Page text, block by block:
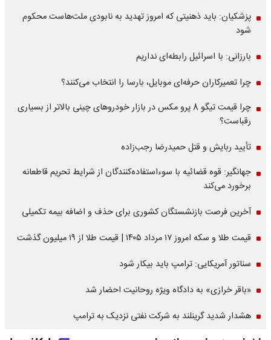
پزشکیان: باید ذهنیتی که امروز تهدید به نابودی ملت‌هاست محکوم
شود
بارزانی: با اسرائیل رابطه‌ای نداریم
چرا تعمیرکاران حرفه‌ای موبایل، بارسا را انتخاب می‌کنند؟
چرا قیمت تیگو 8 پرو مکس در بازار خودروهای چینی بالاتر از بسیاری
رقباست؟
تأیید ربایش و قتل حمیدرضا رجب‌زاده
جهانگیر: قوه قضائیه با سوءاستفاده‌کنندگان از شرایط تحریم قاطعانه
برخورد می‌کند
آخرین فرصت بازنشستگان کشوری برای حذف و اضافه بیمه تکمیلی
قیمت طلا و سکه امروز ۱۷ مرداد ۱۴۰۵ | قیمت طلا از ۱۹ میلیون گذشت
سناتور آمریکایی: ترامپ باید بیکار شود
«باقر خرازی» به دادگاه ویژه روحانیت احضار شد
هشدار شدید گرینلند به شرکت نفتی نزدیک به ترامپ